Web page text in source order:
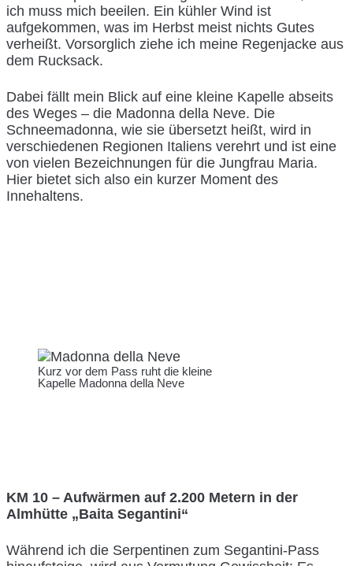
ich muss mich beeilen. Ein kühler Wind ist
aufgekommen, was im Herbst meist nichts Gutes
verheißt. Vorsorglich ziehe ich meine Regenjacke aus
dem Rucksack.
Dabei fällt mein Blick auf eine kleine Kapelle abseits
des Weges – die Madonna della Neve. Die
Schneemadonna, wie sie übersetzt heißt, wird in
verschiedenen Regionen Italiens verehrt und ist eine
von vielen Bezeichnungen für die Jungfrau Maria.
Hier bietet sich also ein kurzer Moment des
Innehaltens.
Kurz vor dem Pass ruht die kleine
Kapelle Madonna della Neve
KM 10 – Aufwärmen auf 2.200 Metern in der
Almhütte „Baita Segantini“
Während ich die Serpentinen zum Segantini-Pass